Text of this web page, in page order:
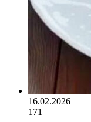
16.02.2026
171